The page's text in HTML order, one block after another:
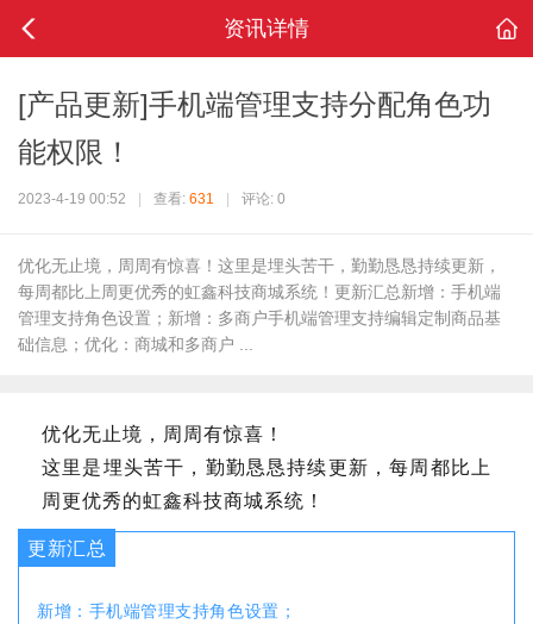
资讯详情
[产品更新]手机端管理支持分配角色功
能权限！
2023-4-19 00:52 查看: 631 评论: 0
优化无止境，周周有惊喜！这里是埋头苦干，勤勤恳恳持续更新，
每周都比上周更优秀的虹鑫科技商城系统！更新汇总新增：手机端
管理支持角色设置；新增：多商户手机端管理支持编辑定制商品基
础信息；优化：商城和多商户 ...
优化无止境，周周有惊喜！
这里是埋头苦干，勤勤恳恳持续更新，每周都比上
周更优秀的虹鑫科技商城系统！
更新汇总
新增：手机端管理支持角色设置；